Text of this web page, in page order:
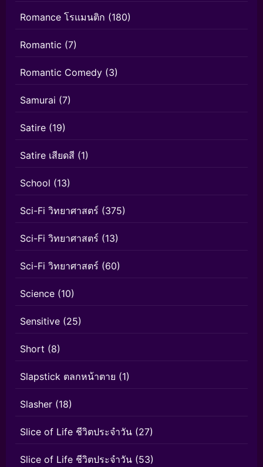
Romance โรแมนติก (180)
Romantic (7)
Romantic Comedy (3)
Samurai (7)
Satire (19)
Satire เสียดสี (1)
School (13)
Sci-Fi วิทยาศาสตร์ (375)
Sci-Fi วิทยาศาสตร์ (13)
Sci-Fi วิทยาศาสตร์ (60)
Science (10)
Sensitive (25)
Short (8)
Slapstick ตลกหน้าตาย (1)
Slasher (18)
Slice of Life ชีวิตประจำวัน (27)
Slice of Life ชีวิตประจำวัน (53)